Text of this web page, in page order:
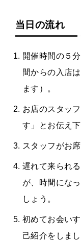
当日の流れ
開催時間の５
間からの入店
ます）。
お店のスタッ
す」とお伝え下
スタッフがお
遅れて来られ
が、時間にな
しょう。
初めてお会い
己紹介をしまし